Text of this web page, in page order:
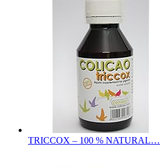
TRICCOX – 100 % NATURAL…